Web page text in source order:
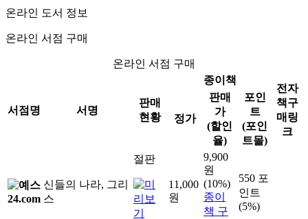
온라인 도서 정보
온라인 서점 구매
온라인 서점 구매
서점명 서명
판매
현황
종이책
전자
책구
매링
크
정가
판매
가
(할인
율)
포인
트
(포인
트몰)
신들의 나라, 그리
스
절판
11,000
원
9,900
원
(10%)
종이
책 구
550 포
인트
(5%)